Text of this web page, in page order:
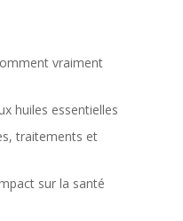
vraiment
huiles essentielles
traitements et
sur la santé